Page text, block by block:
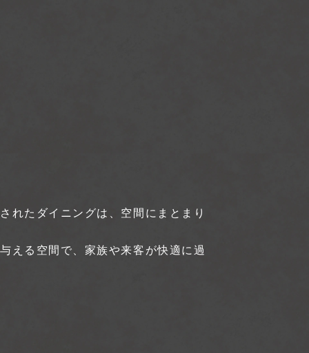
れたダイニングは、空間にまとまり
える空間で、家族や来客が快適に過